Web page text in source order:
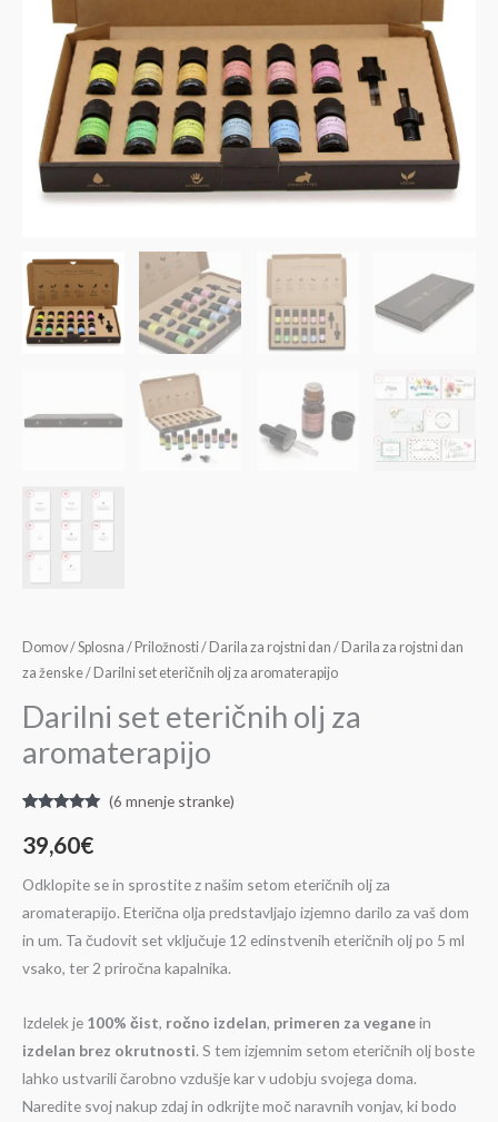
Domov/Splosna / Priložnosti/ Darila za rojstni dan / Darila za rojstni dan
za ženske/ Darilni set eteričnih olj za aromaterapijo
Darilni set eteričnih olj za
aromaterapijo
5.00
od 5 na
podlagi
stranke
(6 mnenje stranke)
39,60€
Odklopite se in sprostite z našim setom eteričnih olj za
aromaterapijo. Eterična olja predstavljajo izjemno darilo za vaš dom
in um. Ta čudovit set vključuje 12 edinstvenih eteričnih olj po 5 ml
vsako, ter 2 priročna kapalnika.
Izdelek je 100% čist, ročno izdelan, primeren za veganein
izdelan brez okrutnosti. S tem izjemnim setom eteričnih olj boste
lahko ustvarili čarobno vzdušje kar v udobju svojega doma.
Naredite svoj nakup zdaj in odkrijte moč naravnih vonjav, ki bodo